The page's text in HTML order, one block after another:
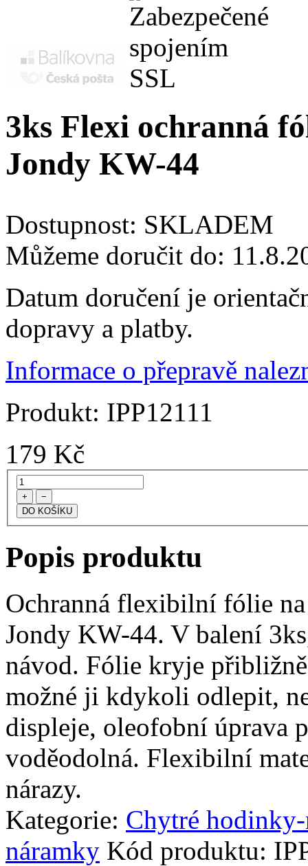
3ks Flexi ochranná
Jondy KW-44
Dostupnost: SKLADEM
Můžeme doručit do:
Datum doručení je
dopravy a platby.
Informace o přepravě
Produkt: IPP12111
179 Kč
+ −
Popis produktu
Ochranná flexibilní fólie
Jondy KW-44. V balení
návod. Fólie kryje
možné ji kdykoli odlepit,
displeje, oleofobní úprava
voděodolná. Flexibilní
nárazy.
Kategorie: Chytré
náramky Kód produktu: